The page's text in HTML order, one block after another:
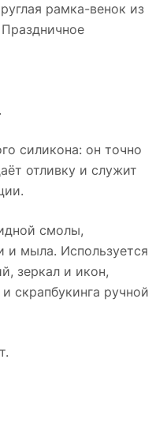
рамка-венок из
силикона: он точно
отливку и служит
смолы,
и мыла. Используется
зеркал и икон,
скрапбукинга ручной